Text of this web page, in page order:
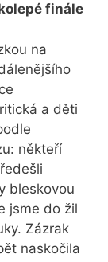
finále
na
a děti
někteří
bleskovou
jsme do žil
Zázrak
naskočila